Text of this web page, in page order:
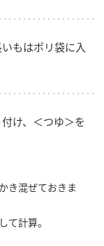
もはポリ袋に入
け、＜つゆ＞を
き混ぜておきま
て計算。